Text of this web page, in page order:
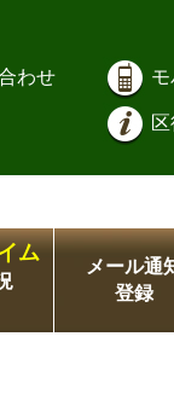
わせ
ム
メール通
登録